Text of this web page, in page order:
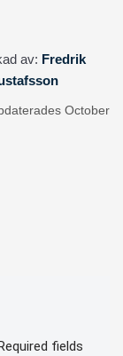
av: Fredrik
October
Required fields